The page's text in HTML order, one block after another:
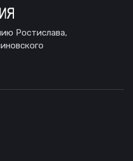
Ростислава,